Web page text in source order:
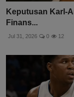
Keputusan Karl-
Finans...
Jul 31, 2026 0 12